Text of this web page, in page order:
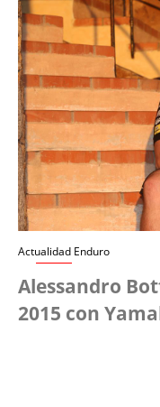
Actualidad Enduro
Alessandro
2015 con